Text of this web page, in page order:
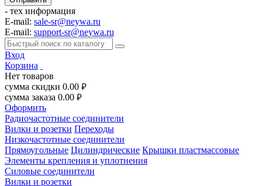
- тех информация
E-mail: sale-sr@neywa.ru
E-mail: support-sr@neywa.ru
Вход
Корзина
Нет товаров
сумма скидки 0.00 руб.
сумма заказа 0.00 руб.
Оформить
Радиочастотные соединители
Вилки и розетки Переходы
Низкочастотные соединители
Прямоугольные Цилиндрические Крышки пластмассовые
Элементы крепления и уплотнения
Силовые соединители
Вилки и розетки